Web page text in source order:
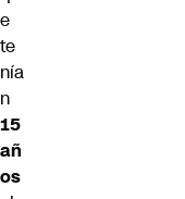
e
te
nía
n
15
añ
os